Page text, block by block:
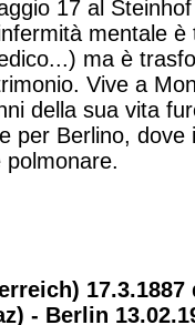
17 al
mentale
ma è
Vive a
della sua vita
per Berlino,
polmonare.
- Berlin